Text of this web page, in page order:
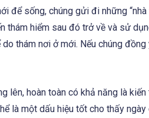
để sống, chúng gửi đi những
thám hiểm sau đó trở về và sử
thám nơi ở mới. Nếu chúng
lên, hoàn toàn có khả năng là
là một dấu hiệu tốt cho thấy